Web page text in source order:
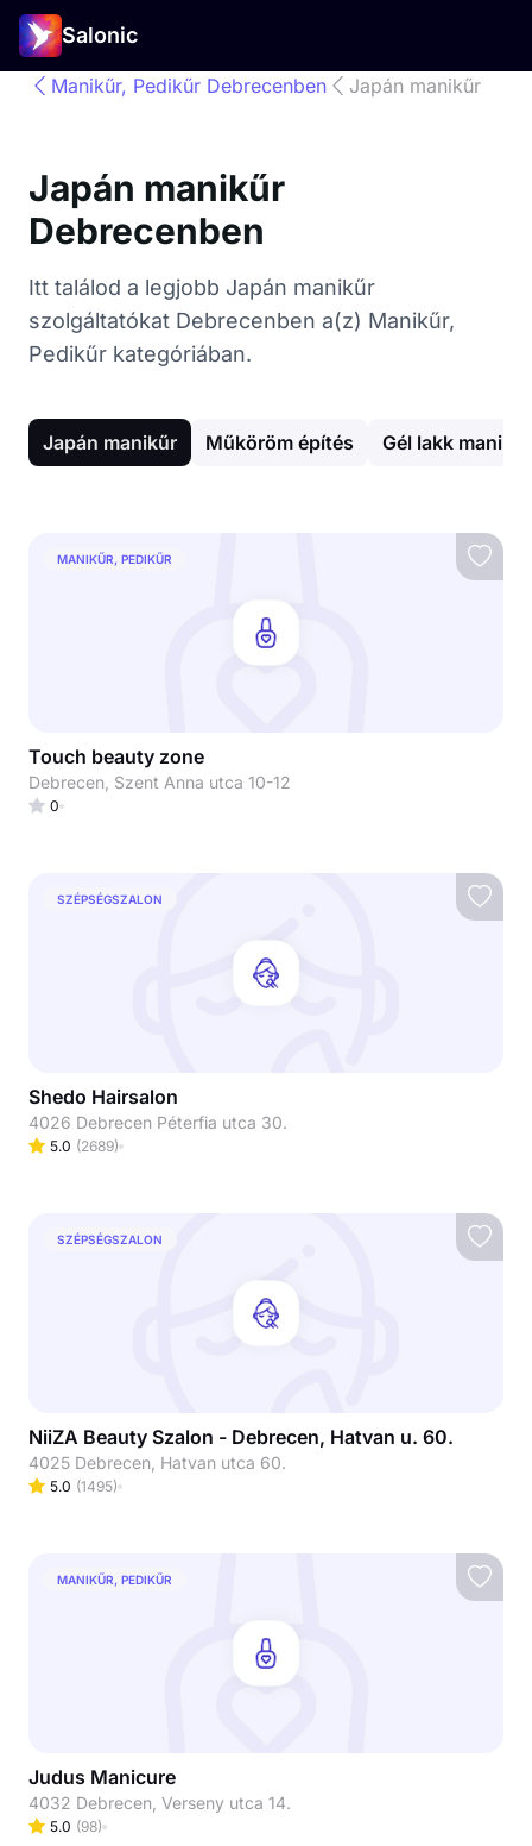
Salonic
Manikűr, Pedikűr Debrecenben Japán manikűr
Japán manikűr
Debrecenben
Itt találod a legjobb Japán manikűr
szolgáltatókat Debrecenben a(z) Manikűr,
Pedikűr kategóriában.
Japán manikűr Műköröm építés Gél lakk manikűr
MANIKŰR, PEDIKŰR
Touch beauty zone
Debrecen, Szent Anna utca 10-12
0
SZÉPSÉGSZALON
Shedo Hairsalon
4026 Debrecen Péterfia utca 30.
5.0 (2689)
SZÉPSÉGSZALON
NiiZA Beauty Szalon - Debrecen, Hatvan u. 60.
4025 Debrecen, Hatvan utca 60.
5.0 (1495)
MANIKŰR, PEDIKŰR
Judus Manicure
4032 Debrecen, Verseny utca 14.
5.0 (98)